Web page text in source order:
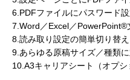
6.PDFファイルにパスワード
7.Word／Excel／PowerPoint®
8.読み取り設定の簡単切り替え
9.あらゆる原稿サイズ／種類
10.A3キャリアシート（オプシ